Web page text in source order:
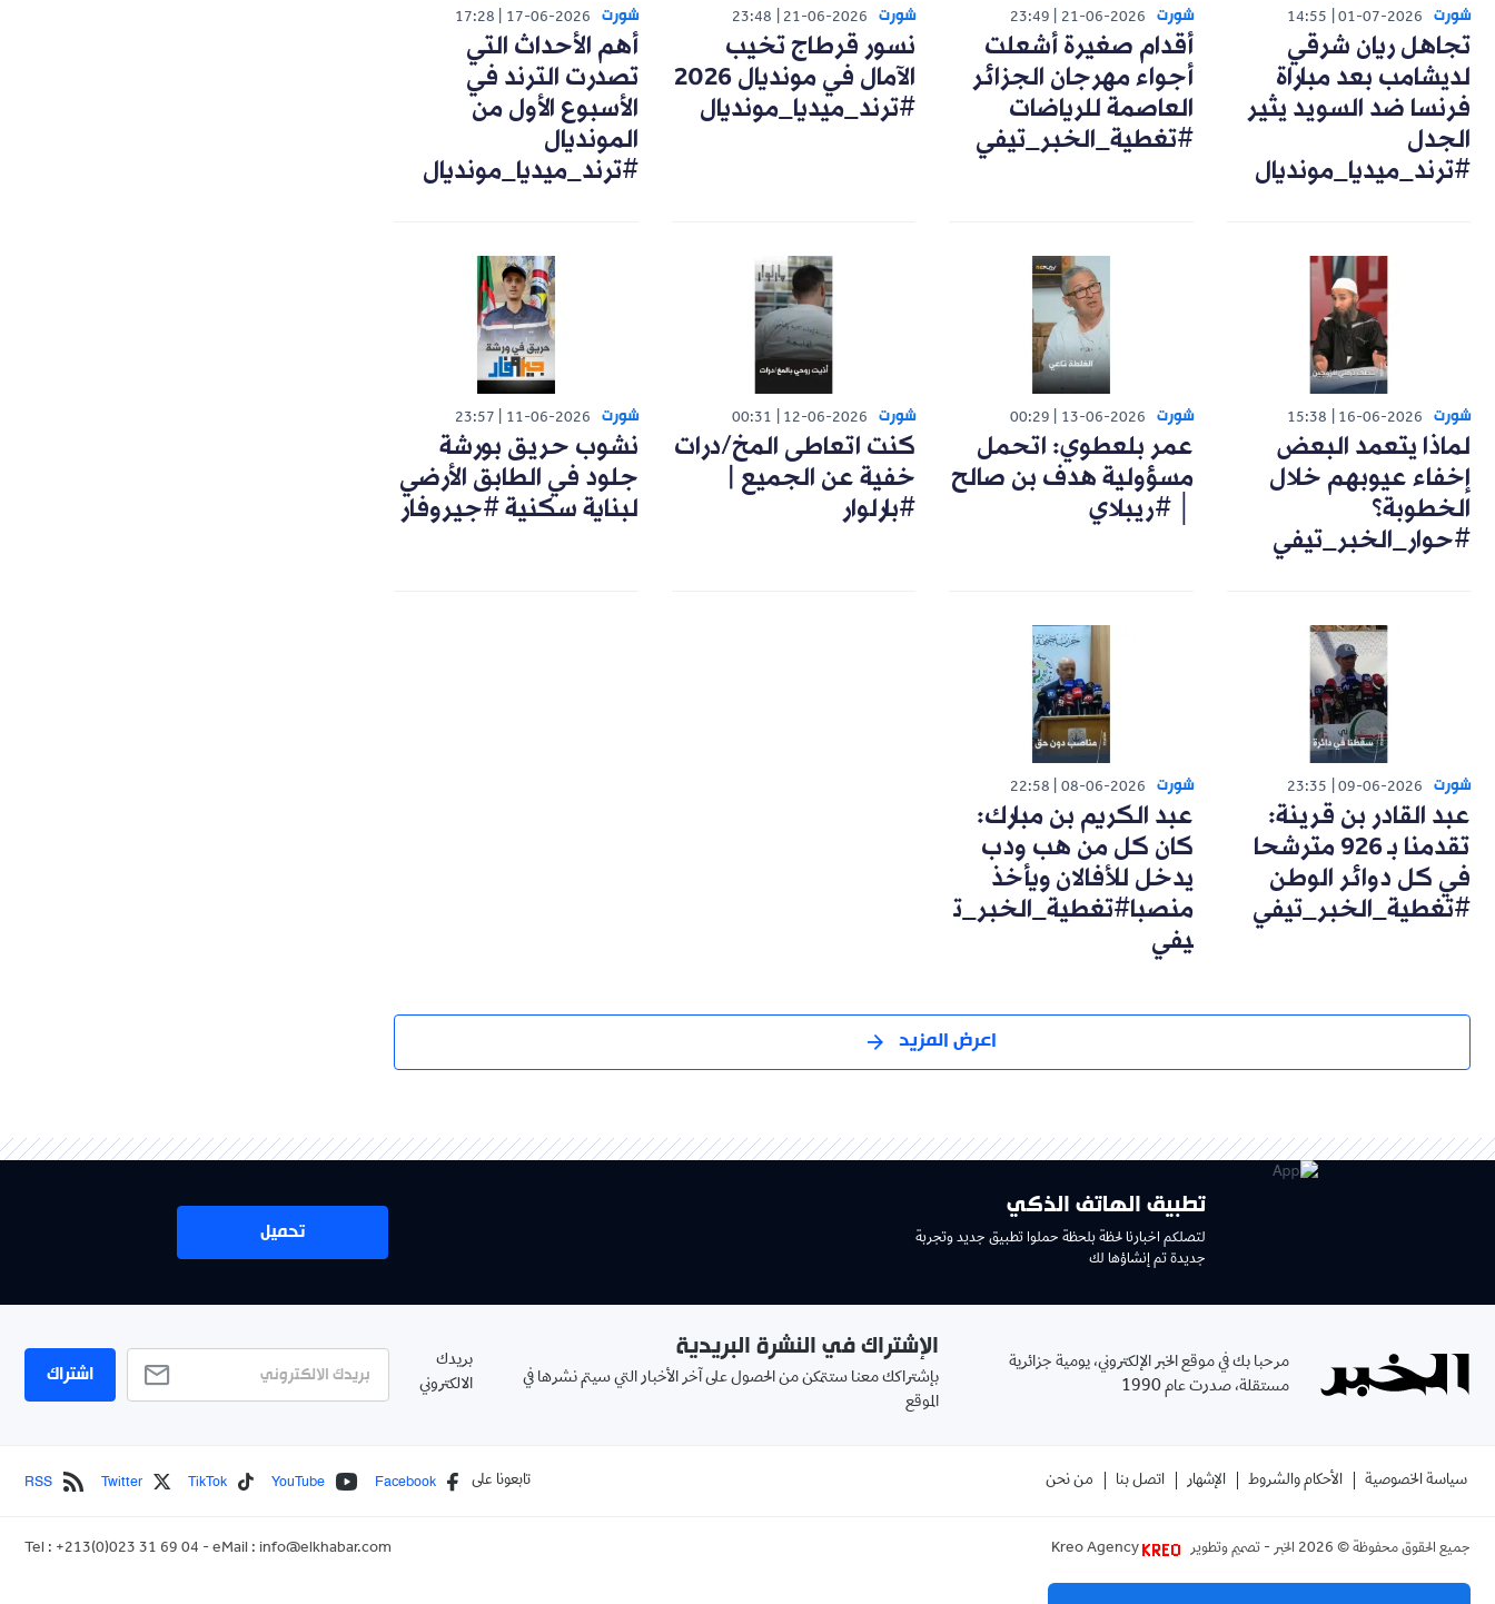
شورت 01-07-2026
14:55
تجاهل ريان شرقي
لديشامب بعد مباراة
فرنسا ضد السويد يثير
الجدل
#ترند_ميديا_مونديال
شورت 21-06-2026
23:49
أقدام صغيرة أشعلت
أجواء مهرجان الجزائر
العاصمة للرياضات
#تغطية_الخبر_تيفي
شورت 21-06-2026
23:48
نسور قرطاج تخيب
الآمال في مونديال 2026
#ترند_ميديا_مونديال
شورت 17-06-2026
17:28
أهم الأحداث التي
تصدرت الترند في
الأسبوع الأول من
المونديال
#ترند_ميديا_مونديال
شورت 16-06-2026
15:38
لماذا يتعمد البعض
إخفاء عيوبهم خلال
الخطوبة؟
#حوار_الخبر_تيفي
شورت 13-06-2026
00:29
عمر بلعطوي: اتحمل
مسؤولية هدف بن صالح
│ #ريبلاي
شورت 12-06-2026
00:31
كنت اتعاطى المخ/درات
خفية عن الجميع |
#بارلوار
شورت 11-06-2026
23:57
نشوب حريق بورشة
جلود في الطابق الأرضي
لبناية سكنية #جيروفار
شورت 09-06-2026
23:35
عبد القادر بن قرينة:
تقدمنا بـ 926 مترشحا
في كل دوائر الوطن
#تغطية_الخبر_تيفي
شورت 08-06-2026
22:58
عبد الكريم بن مبارك:
كان كل من هب ودب
يدخل للأفالان ويأخذ
منصبا#تغطية_الخبر_ت
يفي
اعرض المزيد
تطبيق الهاتف الذكي
لتصلكم اخبارنا لحظة بلحظة حملوا تطبيق جديد وتجربة
جديدة تم إنشاؤها لك
تحميل
مرحبا بك في موقع الخبر الإلكتروني، يومية جزائرية
مستقلة، صدرت عام 1990
الإشتراك في النشرة البريدية
بإشتراكك معنا ستتمكن من الحصول على آخر الأخبار التي سيتم نشرها في
الموقع
بريدك
الالكتروني
اشتراك
سياسة الخصوصية الأحكام والشروط الإشهار اتصل بنا من نحن تابعونا على Facebook
YouTube
TikTok
Twitter
RSS
جميع الحقوق محفوظة © 2026 الخبر - تصميم وتطوير Kreo Agency
Tel : +213(0)023 31 69 04 - eMail : info@elkhabar.com